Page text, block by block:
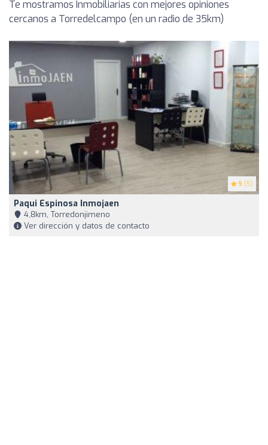
Te mostramos Inmobiliarias con mejores opiniones
cercanos a Torredelcampo (en un radio de 35km)
5 (5)
Paqui Espinosa Inmojaen
4,8km, Torredonjimeno
Ver dirección y datos de contacto